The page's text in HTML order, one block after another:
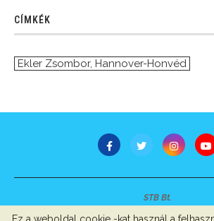
CÍMKÉK
Ekler Zsombor, Hannover-Honvéd
STB Bt.
Minden jog fenntartva © 2007-